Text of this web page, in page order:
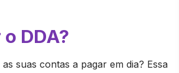
DDA?
suas contas a pagar em dia? Essa